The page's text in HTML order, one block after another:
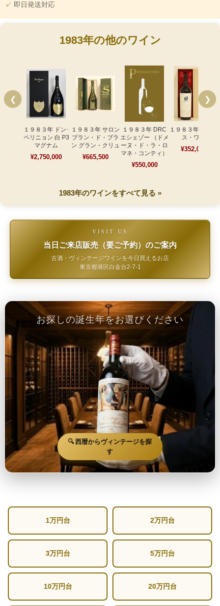
✓ 即日発送対応
1983年の他のワイン
❮
１９８３年 ドン･
ペリニョン 白 P3
マグナム
¥2,750,000
１９８３年 サロン
ブラン・ド・ブラ
ン グラン・クリュ
¥665,500
１９８３年 DRC
エシェゾー （ドメ
ーヌ・ド・ラ・ロ
マネ・コンティ）
¥550,000
１９８３年 オーパ
ス・ワン
¥352,000
❯
1983年のワインをすべて見る »
VISIT US
当日ご来店販売（要ご予約）のご案内
古酒・ヴィンテージワインを今日買えるお店
東京都港区白金台2-7-1
お探しの誕生年をお選びください
🔍 西暦からヴィンテージを探
す
1万円台 2万円台
3万円台 5万円台
10万円台 20万円台